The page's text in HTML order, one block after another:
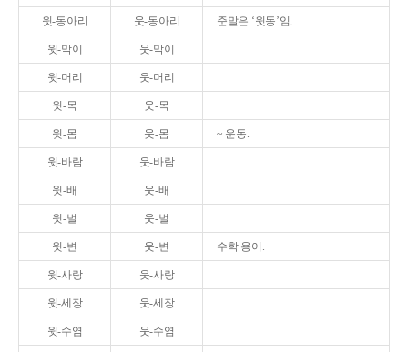
윗-동아리 웃-동아리 준말은 ‘윗동’임.
윗-막이 웃-막이
윗-머리 웃-머리
윗-목 웃-목
윗-몸 웃-몸 ~ 운동.
윗-바람 웃-바람
윗-배 웃-배
윗-벌 웃-벌
윗-변 웃-변 수학 용어.
윗-사랑 웃-사랑
윗-세장 웃-세장
윗-수염 웃-수염